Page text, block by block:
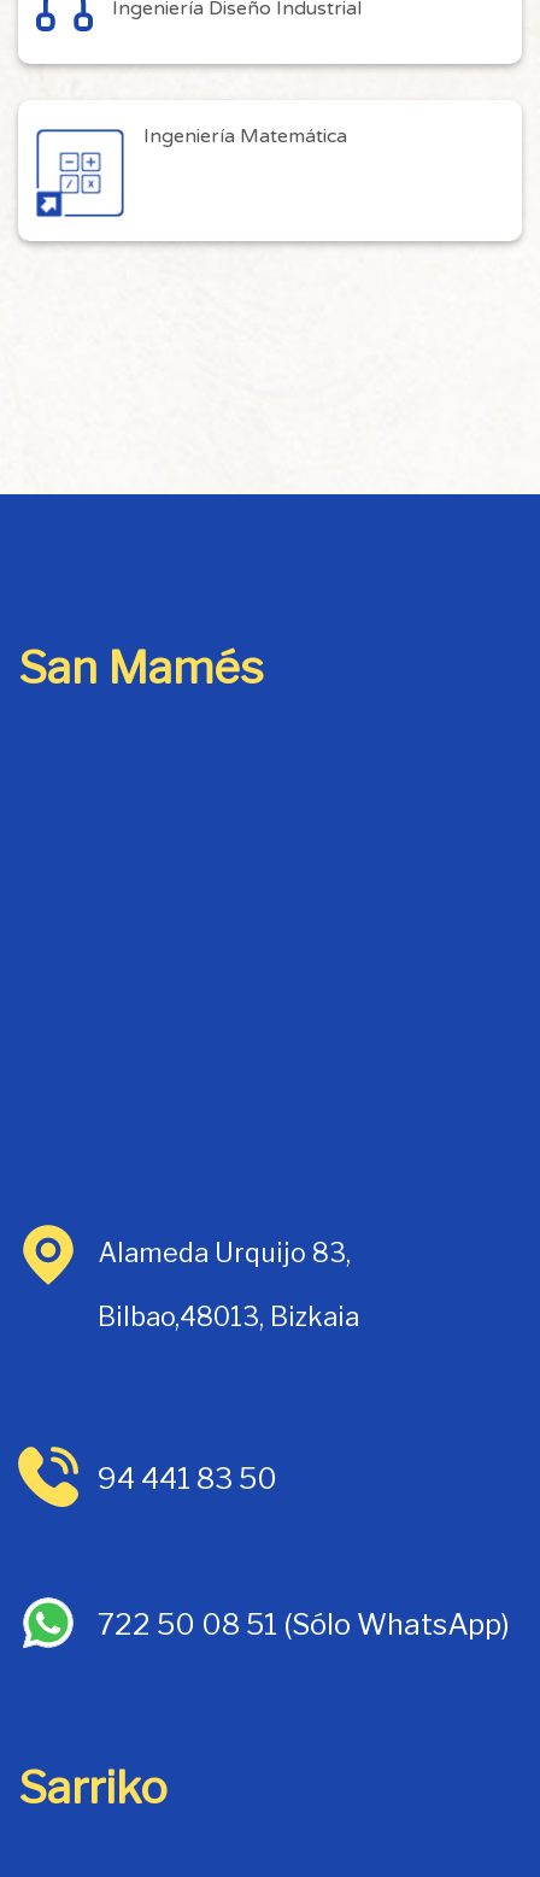
Ingeniería Diseño Industrial
Ingeniería Matemática
San Mamés
Alameda Urquijo 83,
Bilbao,48013, Bizkaia
94 441 83 50
722 50 08 51 (Sólo WhatsApp)
Sarriko